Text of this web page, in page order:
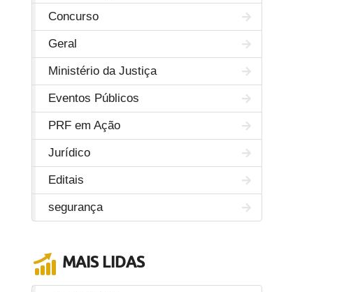
Concurso
Geral
Ministério da Justiça
Eventos Públicos
PRF em Ação
Jurídico
Editais
segurança
MAIS LIDAS